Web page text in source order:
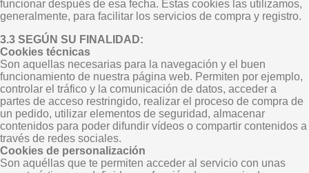
funcionar después de esa fecha. Estas cookies las utilizamos,
generalmente, para facilitar los servicios de compra y registro.
3.3 SEGÚN SU FINALIDAD:
Cookies técnicas
Son aquellas necesarias para la navegación y el buen
funcionamiento de nuestra página web. Permiten por ejemplo,
controlar el tráfico y la comunicación de datos, acceder a
partes de acceso restringido, realizar el proceso de compra de
un pedido, utilizar elementos de seguridad, almacenar
contenidos para poder difundir vídeos o compartir contenidos a
través de redes sociales.
Cookies de personalización
Son aquéllas que te permiten acceder al servicio con unas